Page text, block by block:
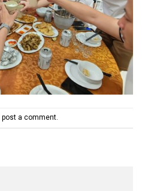
post a comment.